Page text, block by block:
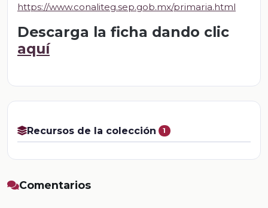
https://www.conaliteg.sep.gob.mx/primaria.html
Descarga la ficha dando clic
aquí
Recursos de la colección 1
Comentarios